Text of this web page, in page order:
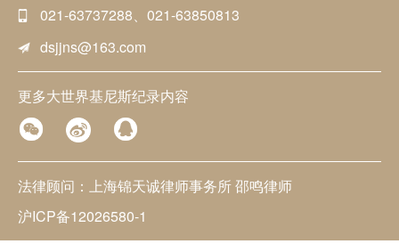
021-63737288、021-63850813
dsjjns@163.com
更多大世界基尼斯纪录内容
法律顾问：上海锦天诚律师事务所 邵鸣律师
沪ICP备12026580-1